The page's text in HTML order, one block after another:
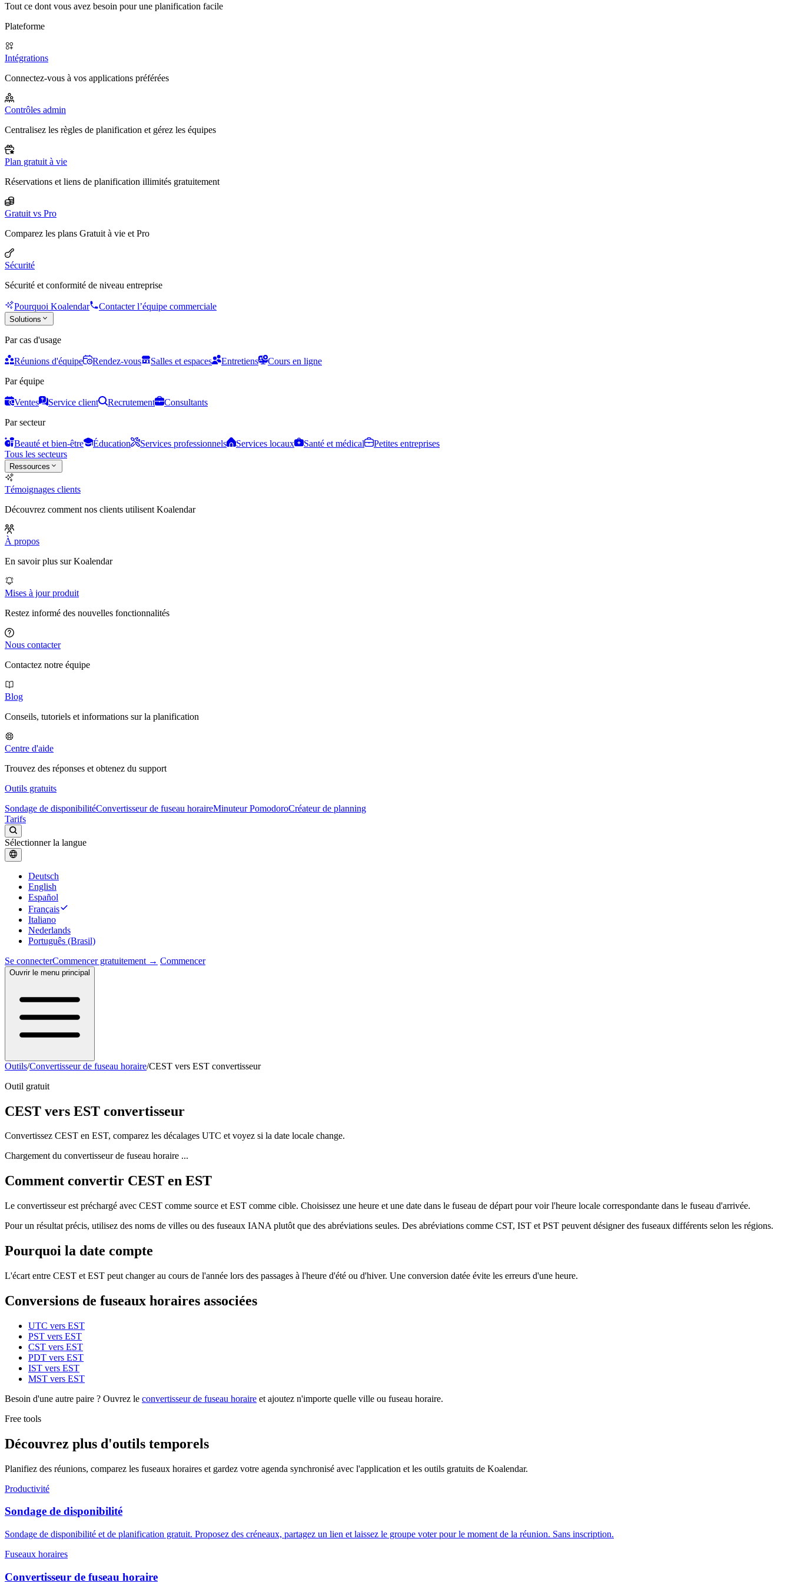
Tout ce dont vous avez besoin pour une planification facile
Plateforme
Intégrations
Connectez-vous à vos applications préférées
Contrôles admin
Centralisez les règles de planification et gérez les équipes
Plan gratuit à vie
Réservations et liens de planification illimités gratuitement
Gratuit vs Pro
Comparez les plans Gratuit à vie et Pro
Sécurité
Sécurité et conformité de niveau entreprise
Pourquoi Koalendar Contacter l’équipe commerciale
Solutions
Par cas d'usage
Réunions d'équipe Rendez-vous Salles et espaces Entretiens
Cours en ligne
Par équipe
Ventes Service client Recrutement
Consultants
Par secteur
Beauté et bien-être Éducation Services professionnels Services locaux Santé et médical
Petites entreprises
Tous les secteurs
Ressources
Témoignages clients
Découvrez comment nos clients utilisent Koalendar
À propos
En savoir plus sur Koalendar
Mises à jour produit
Restez informé des nouvelles fonctionnalités
Nous contacter
Contactez notre équipe
Blog
Conseils, tutoriels et informations sur la planification
Centre d'aide
Trouvez des réponses et obtenez du support
Outils gratuits
Sondage de disponibilitéConvertisseur de fuseau horaireMinuteur PomodoroCréateur de planning
Tarifs
Sélectionner la langue
Deutsch
English
Español
Français
Italiano
Nederlands
Português (Brasil)
Se connecterCommencer gratuitement → Commencer
Ouvrir le menu principal
Outils/Convertisseur de fuseau horaire/CEST vers EST convertisseur
Outil gratuit
CEST vers EST convertisseur
Convertissez CEST en EST, comparez les décalages UTC et voyez si la date locale change.
Chargement du convertisseur de fuseau horaire ...
Comment convertir CEST en EST
Le convertisseur est préchargé avec CEST comme source et EST comme cible. Choisissez une heure et une date dans le fuseau de départ pour voir l'heure locale correspondante dans le fuseau d'arrivée.
Pour un résultat précis, utilisez des noms de villes ou des fuseaux IANA plutôt que des abréviations seules. Des abréviations comme CST, IST et PST peuvent désigner des fuseaux différents selon les régions.
Pourquoi la date compte
L'écart entre CEST et EST peut changer au cours de l'année lors des passages à l'heure d'été ou d'hiver. Une conversion datée évite les erreurs d'une heure.
Conversions de fuseaux horaires associées
UTC vers EST
PST vers EST
CST vers EST
PDT vers EST
IST vers EST
MST vers EST
Besoin d'une autre paire ? Ouvrez le convertisseur de fuseau horaire et ajoutez n'importe quelle ville ou fuseau horaire.
Free tools
Découvrez plus d'outils temporels
Planifiez des réunions, comparez les fuseaux horaires et gardez votre agenda synchronisé avec l'application et les outils gratuits de Koalendar.
Productivité
Sondage de disponibilité
Sondage de disponibilité et de planification gratuit. Proposez des créneaux, partagez un lien et laissez le groupe voter pour le moment de la réunion. Sans inscription.
Fuseaux horaires
Convertisseur de fuseau horaire